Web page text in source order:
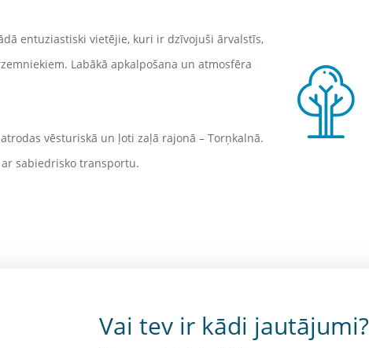
entuziastiski vietējie, kuri ir dzīvojuši ārvalstīs,
Labākā apkalpošana un atmosfēra
vēsturiskā un ļoti zaļā rajonā – Torņkalnā.
sabiedrisko transportu.
Vai tev ir kādi jautājumi?